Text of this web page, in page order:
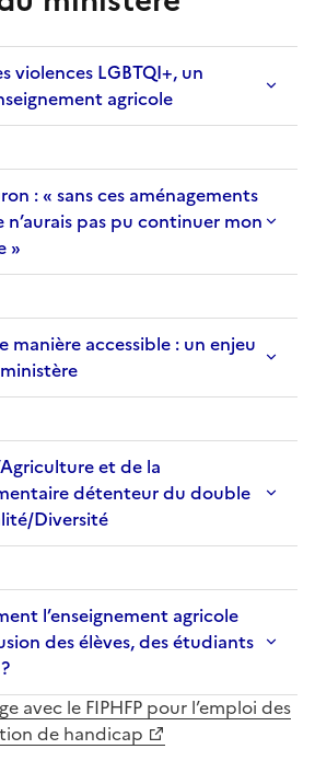
violences LGBTQI+, un
agricole
: « sans ces aménagements
n’aurais pas pu continuer mon
»
manière accessible : un enjeu
et de la
détenteur du double
Diversité
l’enseignement agricole
des élèves, des étudiants
avec le FIPHFP pour l’emploi des
de handicap